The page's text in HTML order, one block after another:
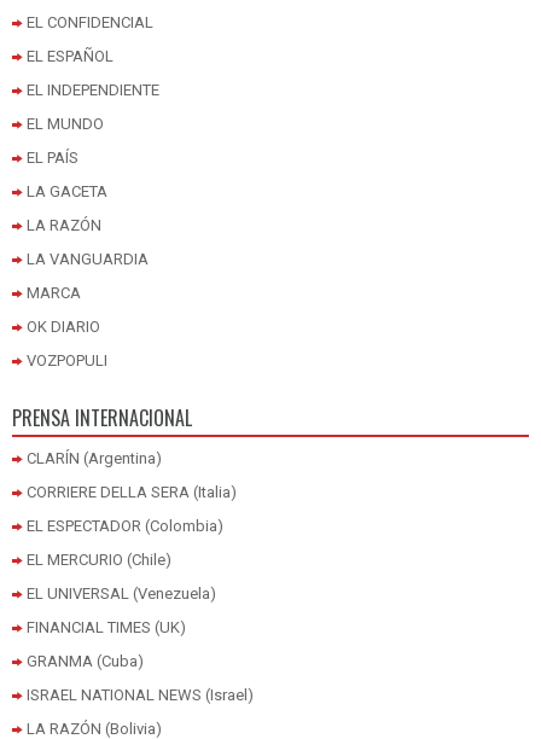
EL CONFIDENCIAL
EL ESPAÑOL
EL INDEPENDIENTE
EL MUNDO
EL PAÍS
LA GACETA
LA RAZÓN
LA VANGUARDIA
MARCA
OK DIARIO
VOZPOPULI
PRENSA INTERNACIONAL
CLARÍN (Argentina)
CORRIERE DELLA SERA (Italia)
EL ESPECTADOR (Colombia)
EL MERCURIO (Chile)
EL UNIVERSAL (Venezuela)
FINANCIAL TIMES (UK)
GRANMA (Cuba)
ISRAEL NATIONAL NEWS (Israel)
LA RAZÓN (Bolivia)